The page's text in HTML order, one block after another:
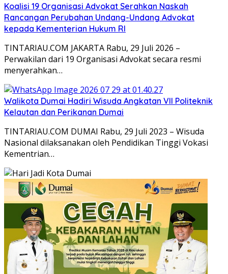
Koalisi 19 Organisasi Advokat Serahkan Naskah
Rancangan Perubahan Undang-Undang Advokat
kepada Kementerian Hukum RI
TINTARIAU.COM JAKARTA Rabu, 29 Juli 2026 –
Perwakilan dari 19 Organisasi Advokat secara resmi
menyerahkan…
Walikota Dumai Hadiri Wisuda Angkatan VII Politeknik
Kelautan dan Perikanan Dumai
TINTARIAU.COM DUMAI Rabu, 29 Juli 2023 – Wisuda
Nasional dilaksanakan oleh Pendidikan Tinggi Vokasi
Kementrian…